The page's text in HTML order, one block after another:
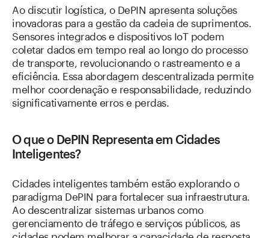
Ao discutir logística, o DePIN apresenta soluções
inovadoras para a gestão da cadeia de suprimentos.
Sensores integrados e dispositivos IoT podem
coletar dados em tempo real ao longo do processo
de transporte, revolucionando o rastreamento e a
eficiência. Essa abordagem descentralizada permite
melhor coordenação e responsabilidade, reduzindo
significativamente erros e perdas.
O que o DePIN Representa em Cidades
Inteligentes?
Cidades inteligentes também estão explorando o
paradigma DePIN para fortalecer sua infraestrutura.
Ao descentralizar sistemas urbanos como
gerenciamento de tráfego e serviços públicos, as